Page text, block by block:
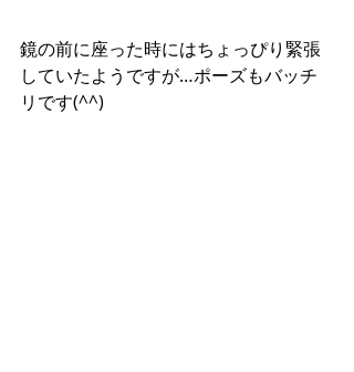
鏡の前に座った時にはちょっぴり緊張
していたようですが…ポーズもバッチ
リです(^^)